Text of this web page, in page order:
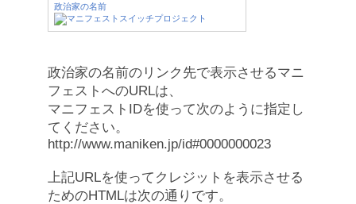
政治家の名前
政治家の名前のリンク先で表示させるマニ
フェストへのURLは、
マニフェストIDを使って次のように指定し
てください。
http://www.maniken.jp/id#0000000023
上記URLを使ってクレジットを表示させる
ためのHTMLは次の通りです。